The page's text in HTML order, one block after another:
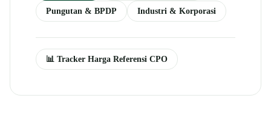
Pungutan & BPDP Industri & Korporasi
📊 Tracker Harga Referensi CPO